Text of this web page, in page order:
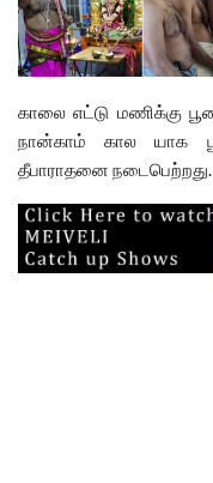
காலை எட்டு மணிக்கு
நான்காம் கால யாக
தீபாராதனை நடைபெற்றது.